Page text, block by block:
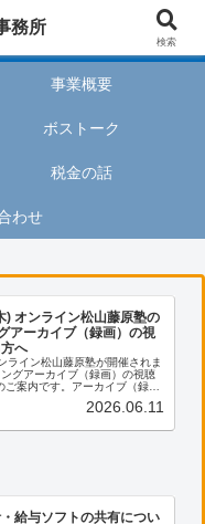
ビスを利用するときに、安心
事業概要
ボストーク
税金の話
わせ
) オンライン松山藤原塾の
アーカイブ（録画）の視
へ
ライン松山藤原塾が開催されま
グアーカイブ（録画）の視聴
ご案内です。アーカイブ（録
塾アーカイブ（録画）の...
2026.06.11
給与ソフトの共有につい
務所
検索